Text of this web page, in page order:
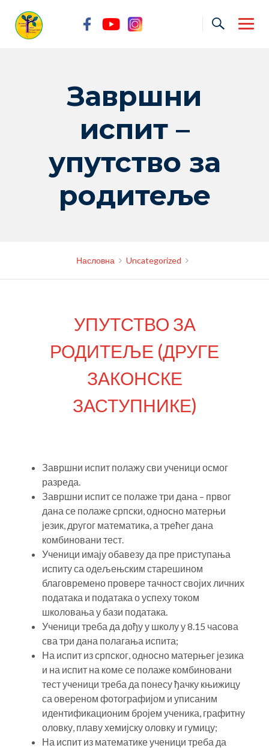
content
Завршни
испит –
упутство за
родитеље
Насловна Uncategorized
УПУТСТВО ЗА
РОДИТЕЉЕ (ДРУГЕ
ЗАКОНСКЕ
ЗАСТУПНИКЕ)
Завршни испит полажу сви ученици осмог
разреда.
Завршни испит се полаже три дана – првог
дана се полаже српски, односно матерњи
језик, другог математикa, а трећег дана
комбиновани тест.
Ученици имају обавезу да пре приступања
испиту са одељењским старешином
благовремено провере тачност својих личних
података и података о успеху током
школовања у бази података.
Ученици треба да дођу у школу у 8.15 часова
сва три дана полагања испита;
На испит из српског, односно матерњег језика
и на испит на коме се полаже комбиновани
тест ученици треба да понесу ђачку књижицу
са овереном фотографијом и уписаним
идентификационим бројем ученика, графитну
оловку, плаву хемијску оловку и гумицу;
На испит из математике ученици треба да